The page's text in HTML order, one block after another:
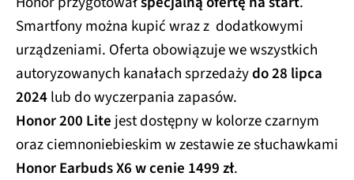
Smartfony można kupić wraz z dodatkowymi
urządzeniami. Oferta obowiązuje we wszystkich
autoryzowanych kanałach sprzedażydo 28 lipca
2024lub do wyczerpania zapasów.
Honor 200 Lite jest dostępny w kolorze czarnym
oraz ciemnoniebieskim w zestawie ze słuchawkami
Honor Earbuds X6 w cenie 1499 zł.